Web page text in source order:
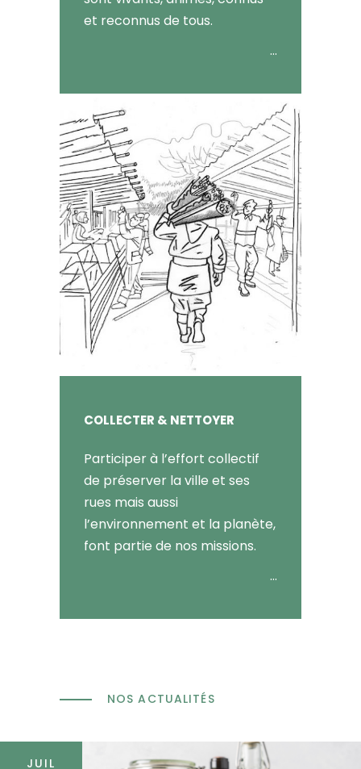
et reconnus de tous.
…
COLLECTER & NETTOYER
Participer à l’effort collectif
de préserver la ville et ses
rues mais aussi
l’environnement et la planète,
font partie de nos missions.
…
NOS ACTUALITÉS
JUIL